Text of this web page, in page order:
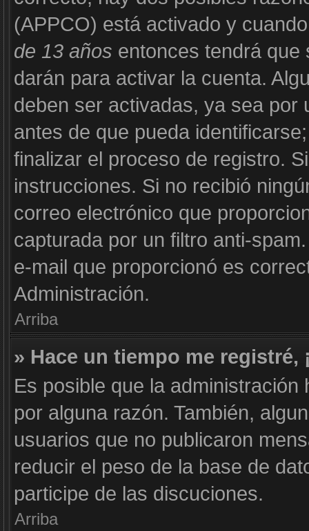
(APPCO) está activado y
de 13 años entonces tendrá que
darán para activar la cuenta.
deben ser activadas, ya sea por
antes de que pueda
finalizar el proceso de registro.
instrucciones. Si no recibió
correo electrónico que
capturada por un filtro anti-
e-mail que proporcionó es
Administración.
Arriba
» Hace un tiempo me
Es posible que la
por alguna razón. También,
usuarios que no publicaron
reducir el peso de la base de
participe de las discuciones.
Arriba